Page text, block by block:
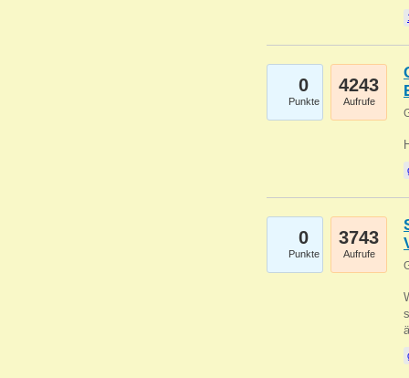
0
Punkte
4243
Aufrufe
0
Punkte
3743
Aufrufe